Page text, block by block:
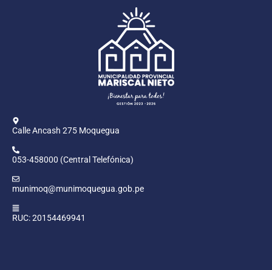
Calle Ancash 275 Moquegua
053-458000 (Central Telefónica)
munimoq@munimoquegua.gob.pe
RUC: 20154469941